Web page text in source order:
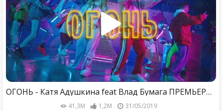
ОГОНЬ - Катя Адушкина feat Влад Бумага ПРЕМЬЕРА КЛИПА
41,3M 1,2M 31/05/2019